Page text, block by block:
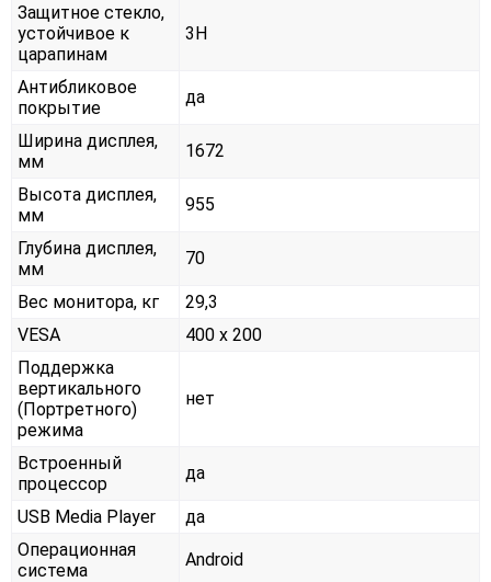
Защитное стекло,
устойчивое к
царапинам
3H
Антибликовое
покрытие
да
Ширина дисплея,
мм
1672
Высота дисплея,
мм
955
Глубина дисплея,
мм
70
Вес монитора, кг
29,3
VESA
400 x 200
Поддержка
вертикального
(Портретного)
режима
нет
Встроенный
процессор
да
USB Media Player
да
Операционная
система
Android